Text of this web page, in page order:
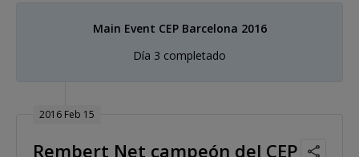
Main Event CEP Barcelona 2016
Día 3 completado
2016 Feb 15
Rembert Net campeón del CEP